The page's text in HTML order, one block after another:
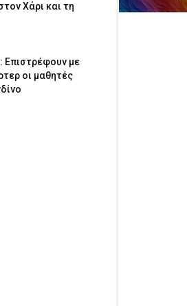
Χάρι και τη
Επιστρέφουν με
οι μαθητές